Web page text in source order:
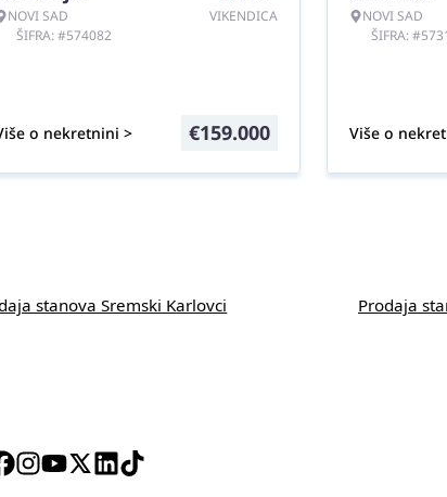
NOVI SAD
ŠIFRA: #574082
VIKENDICA
o nekretnini > €159.000
NOVI SAD
ŠIFRA:
Više o
stanova Sremski Karlovci Prodaja